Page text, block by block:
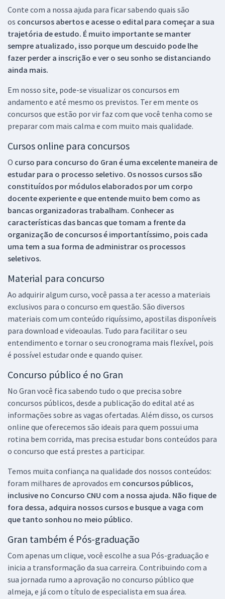
Conte com a nossa ajuda para ficar sabendo quais são
os concursos abertos e acesse o edital para começar a sua
trajetória de estudo. É muito importante se manter
sempre atualizado, isso porque um descuido pode lhe
fazer perder a inscrição e ver o seu sonho se distanciando
ainda mais.
Em nosso site, pode-se visualizar os concursos em
andamento e até mesmo os previstos. Ter em mente os
concursos que estão por vir faz com que você tenha como se
preparar com mais calma e com muito mais qualidade.
Cursos online para concursos
O curso para concurso do Gran é uma excelente maneira de
estudar para o processo seletivo. Os nossos cursos são
constituídos por módulos elaborados por um corpo
docente experiente e que entende muito bem como as
bancas organizadoras trabalham. Conhecer as
características das bancas que tomam a frente da
organização de concursos é importantíssimo, pois cada
uma tem a sua forma de administrar os processos
seletivos.
Material para concurso
Ao adquirir algum curso, você passa a ter acesso a materiais
exclusivos para o concurso em questão. São diversos
materiais com um conteúdo riquíssimo, apostilas disponíveis
para download e videoaulas. Tudo para facilitar o seu
entendimento e tornar o seu cronograma mais flexível, pois
é possível estudar onde e quando quiser.
Concurso público é no Gran
No Gran você fica sabendo tudo o que precisa sobre
concursos públicos, desde a publicação do edital até as
informações sobre as vagas ofertadas. Além disso, os cursos
online que oferecemos são ideais para quem possui uma
rotina bem corrida, mas precisa estudar bons conteúdos para
o concurso que está prestes a participar.
Temos muita confiança na qualidade dos nossos conteúdos:
foram milhares de aprovados em concursos públicos,
inclusive no Concurso CNU com a nossa ajuda. Não fique de
fora dessa, adquira nossos cursos e busque a vaga com
que tanto sonhou no meio público.
Gran também é Pós-graduação
Com apenas um clique, você escolhe a sua Pós-graduação e
inicia a transformação da sua carreira. Contribuindo com a
sua jornada rumo a aprovação no concurso público que
almeja, e já com o título de especialista em sua área.